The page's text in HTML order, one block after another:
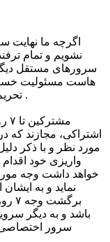
نشویم و تمام
سرورهای مستقل
هاست مسئولیت
تحریم های بین المللی، جنگ و مانند آنرا نمی پذیرد .
اشتراکی، مجازند
مورد نظر و با ذکر
واریزی خود
خواهد داشت وجه
نماید و به
باشد و به دیگر
سرور اختصاصی